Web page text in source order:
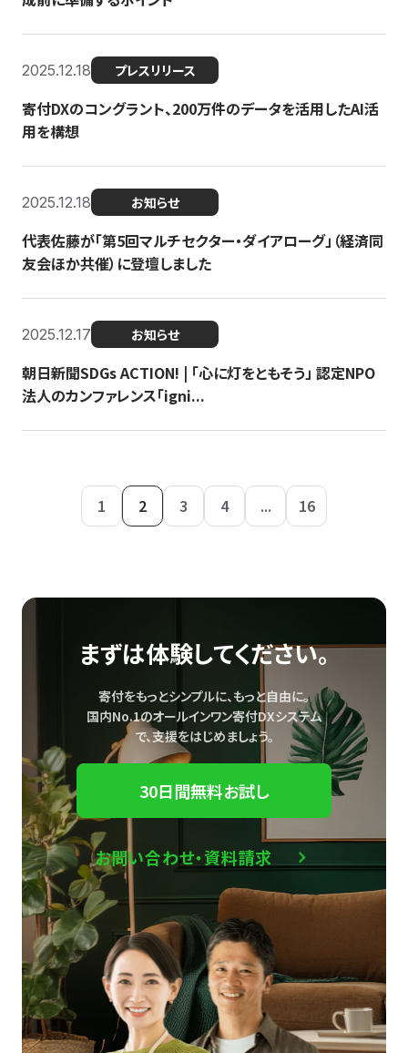
2025.12.18 プレスリリース
寄付DXのコングラント、200万件のデータを活用したAI活
用を構想
2025.12.18 お知らせ
代表佐藤が「第5回マルチセクター・ダイアローグ」（経済同
友会ほか共催）に登壇しました
2025.12.17 お知らせ
朝日新聞SDGs ACTION! | 「心に灯をともそう」 認定NPO
法人のカンファレンス「igni...
1 2 3 4 ... 16
まずは体験してください。
寄付をもっとシンプルに、もっと自由に。
国内No.1のオールインワン寄付DXシステム
で、支援をはじめましょう。
30日間無料お試し
お問い合わせ・資料請求